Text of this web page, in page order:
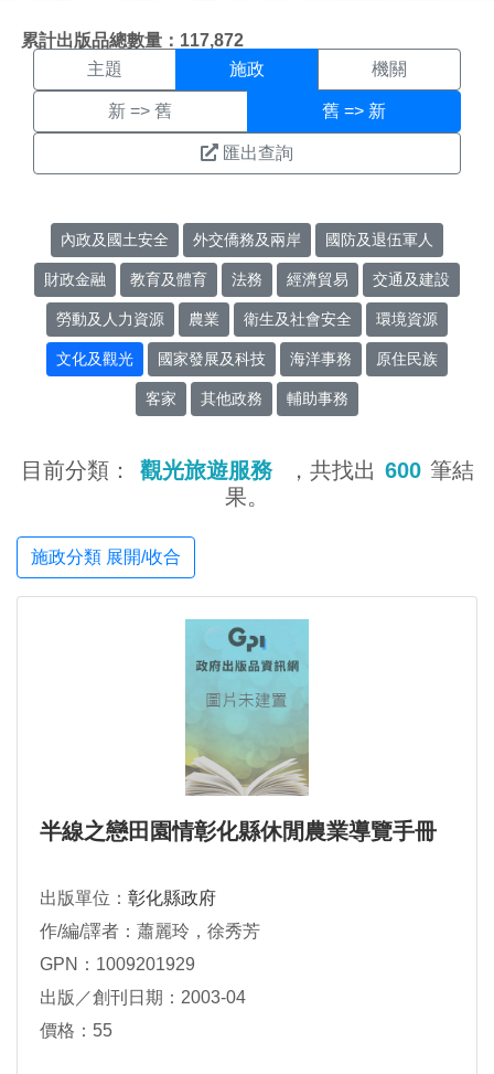
累計出版品總數量：117,872
施政搜尋結果頁面
主題 施政 機關
新 => 舊 舊 => 新
匯出查詢
內政及國土安全 外交僑務及兩岸 國防及退伍軍人
財政金融 教育及體育 法務 經濟貿易 交通及建設
勞動及人力資源 農業 衛生及社會安全 環境資源
文化及觀光 國家發展及科技 海洋事務 原住民族
客家 其他政務 輔助事務
目前分類： 觀光旅遊服務 ，共找出 600 筆結
果。
施政分類 展開/收合
半線之戀田園情彰化縣休閒農業導覽手冊
出版單位： 彰化縣政府
作/編/譯者：蕭麗玲，徐秀芳
GPN：1009201929
出版／創刊日期：2003-04
價格：55